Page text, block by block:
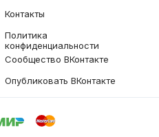
Контакты
Политика
конфиденциальности
Сообщество ВКонтакте
Опубликовать ВКонтакте